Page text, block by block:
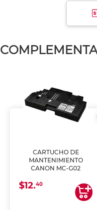
CARTUCHO DE
MANTENIMIENTO
CANON MC-G02
$12.40